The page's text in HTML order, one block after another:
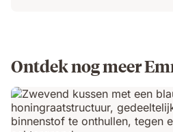
Ontdek nog meer